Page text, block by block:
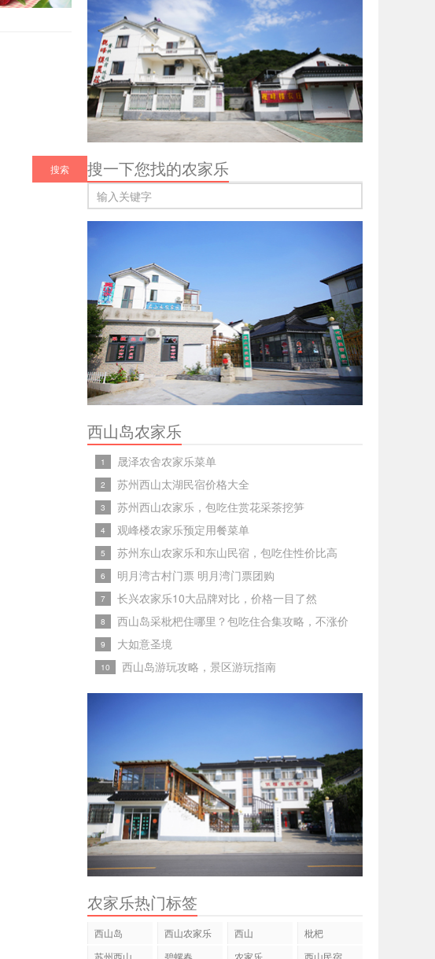
搜一下您找的农家乐
西山岛农家乐
1 晟泽农舍农家乐菜单
2 苏州西山太湖民宿价格大全
3 苏州西山农家乐，包吃住赏花采茶挖笋
4 观峰楼农家乐预定用餐菜单
5 苏州东山农家乐和东山民宿，包吃住性价比高
6 明月湾古村门票 明月湾门票团购
7 长兴农家乐10大品牌对比，价格一目了然
8 西山岛采枇杷住哪里？包吃住合集攻略，不涨价
9 大如意圣境
10 西山岛游玩攻略，景区游玩指南
农家乐热门标签
西山岛 西山农家乐 西山
枇杷
苏州西山
碧螺春 农家乐 西山民宿